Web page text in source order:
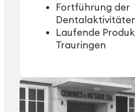
Fortführung der
Laufende
Trauringen